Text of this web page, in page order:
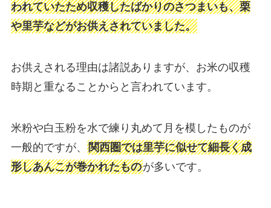
われていたため収穫したばかりのさつまいも、栗
や里芋などがお供えされていました。
お供えされる理由は諸説ありますが、お米の収穫
時期と重なることからと言われています。
米粉や白玉粉を水で練り丸めて月を模したものが
一般的ですが、 関西圏では里芋に似せて細長く成
形しあんこが巻かれたものが多いです。